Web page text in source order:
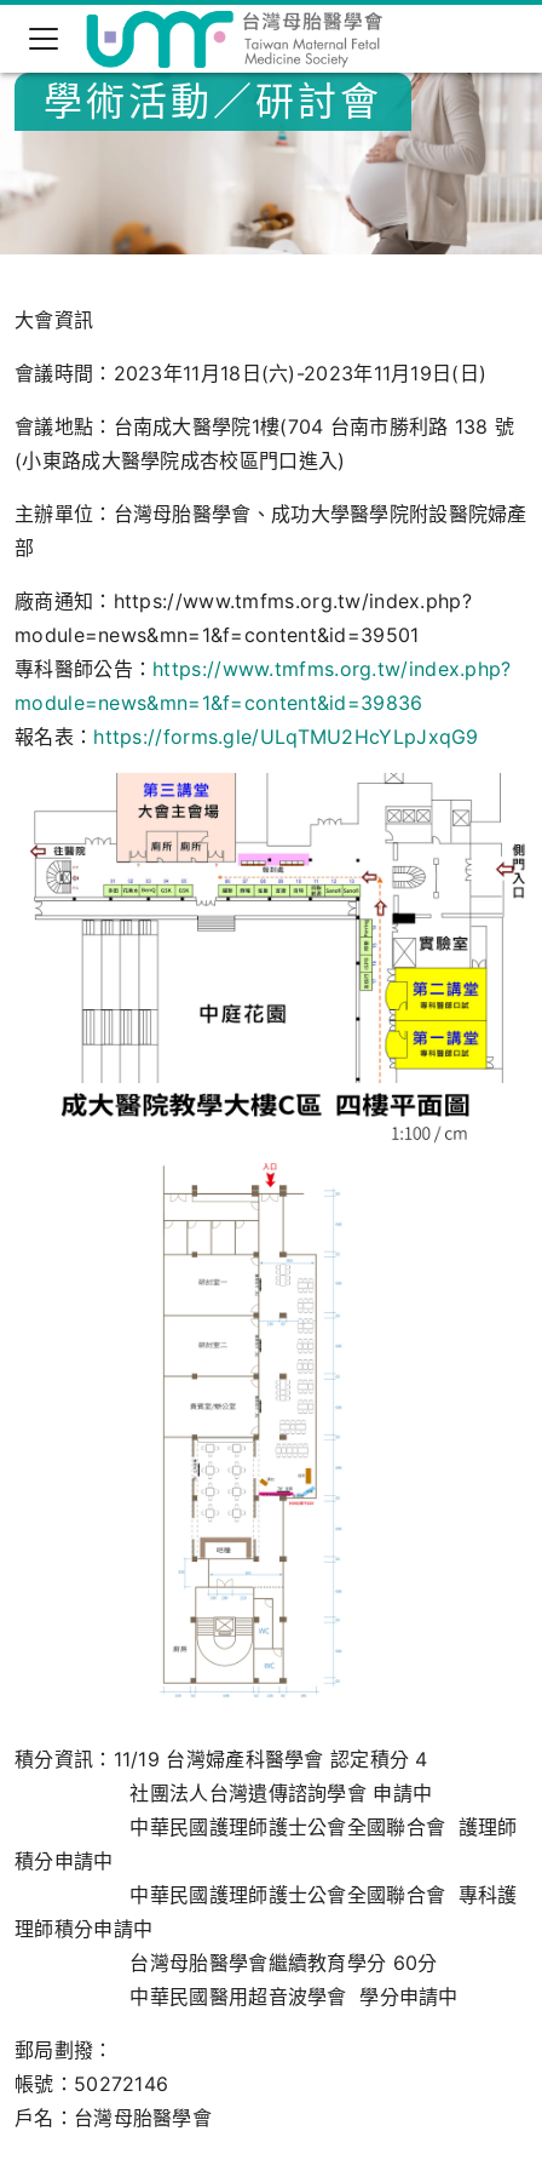
學術活動／研討會
大會資訊
會議時間：2023年11月18日(六)-2023年11月19日(日)
會議地點：台南成大醫學院1樓(704 台南市勝利路 138 號
(小東路成大醫學院成杏校區門口進入)
主辦單位：台灣母胎醫學會、成功大學醫學院附設醫院婦產
部
廠商通知：https://www.tmfms.org.tw/index.php?
module=news&mn=1&f=content&id=39501
專科醫師公告： https://www.tmfms.org.tw/index.php?
module=news&mn=1&f=content&id=39836
報名表： https://forms.gle/ULqTMU2HcYLpJxqG9
積分資訊：11/19 台灣婦產科醫學會 認定積分 4
社團法人台灣遺傳諮詢學會 申請中
中華民國護理師護士公會全國聯合會 護理師
積分申請中
中華民國護理師護士公會全國聯合會 專科護
理師積分申請中
台灣母胎醫學會繼續教育學分 60分
中華民國醫用超音波學會 學分申請中
郵局劃撥：
帳號：50272146
戶名：台灣母胎醫學會